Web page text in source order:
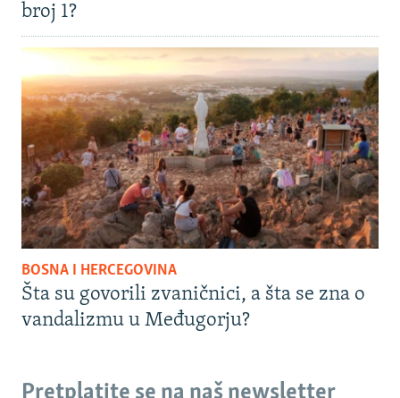
broj 1?
BOSNA I HERCEGOVINA
Šta su govorili zvaničnici, a šta se zna o
vandalizmu u Međugorju?
Pretplatite se na naš newsletter